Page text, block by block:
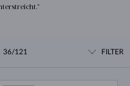
36/121 FILTER